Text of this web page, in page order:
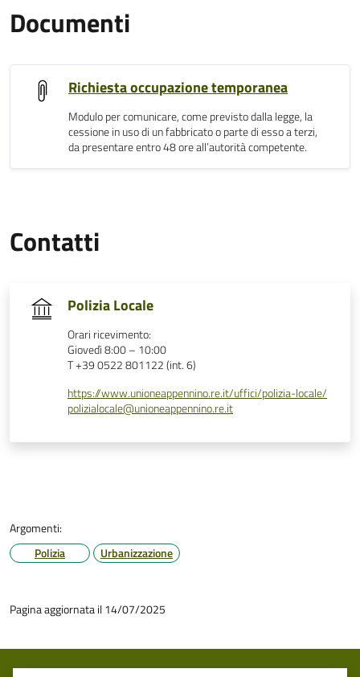
Documenti
Richiesta occupazione temporanea
Modulo per comunicare, come previsto dalla legge, la
cessione in uso di un fabbricato o parte di esso a terzi,
da presentare entro 48 ore all’autorità competente.
Contatti
Polizia Locale
Orari ricevimento:
Giovedì 8:00 – 10:00
T +39 0522 801122 (int. 6)
https://www.unioneappennino.re.it/uffici/polizia-locale/
polizialocale@unioneappennino.re.it
Argomenti:
Polizia
Urbanizzazione
Pagina aggiornata il 14/07/2025